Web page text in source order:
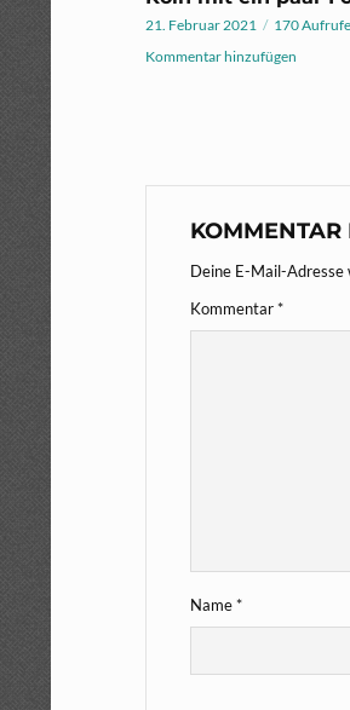
21. Februar 2021
170 Aufrufe
Kommentar hinzufügen
Deine E-Mail-
Kommentar*
Name*